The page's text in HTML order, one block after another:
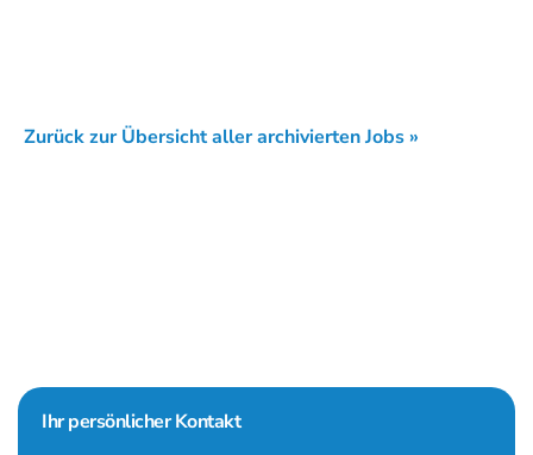
Zurück zur Übersicht aller archivierten Jobs »
Seitenspalte
Ihr persönlicher Kontakt